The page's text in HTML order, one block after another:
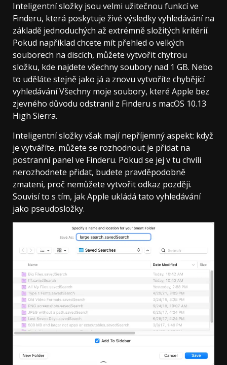
Inteligentní složky jsou velmi užitečnou funkcí ve
Finderu, která poskytuje živé výsledky vyhledávání na
základě jednoduchých až extrémně složitých kritérií.
Pokud například chcete mít přehled o velkých
souborech na discích, můžete vytvořit chytrou
složku, kde najdete všechny soubory nad 1 GB. Nebo
to uděláte stejně jako já a znovu vytvoříte chybějící
vyhledávání Všechny moje soubory, které Apple bez
zjevného důvodu odstranil z Finderu s macOS 10.13
High Sierra.
Inteligentní složky však mají nepříjemný aspekt: ​​když
je vytváříte, můžete se rozhodnout je přidat na
postranní panel ve Finderu. Pokud se jej v tu chvíli
nerozhodnete přidat, budete pravděpodobně
zmateni, proč nemůžete vytvořit odkaz později.
Souvisí to s tím, jak Apple ukládá tato vyhledávání
jako pseudosložky.